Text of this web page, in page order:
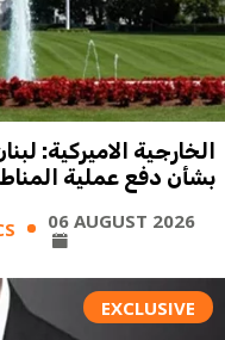
الخارجية الاميركية:
بشأن دفع عملية
06 AUGUST 2026
EXCLUSIVE